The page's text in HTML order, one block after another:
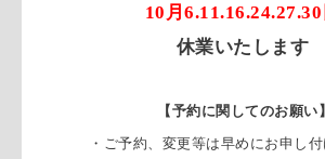
10月6.11.16.24.27.30
休業いたします
【予約に関してのお願い】
・ご予約、変更等は早めにお申し